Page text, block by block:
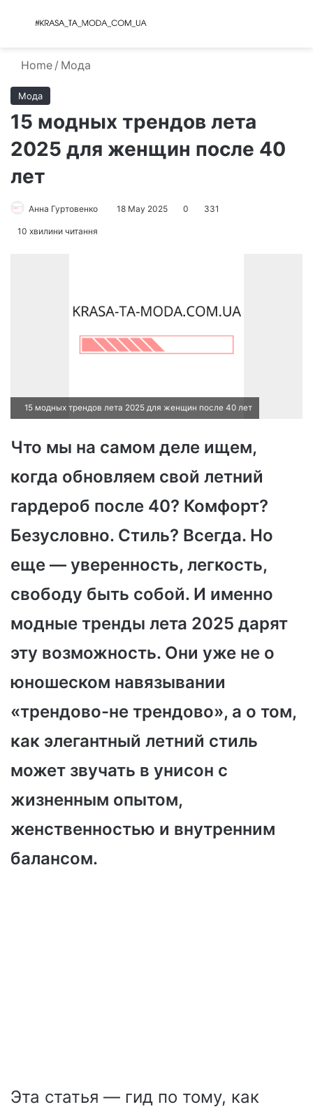
Menu
Home / Мода
Мода
15 модных трендов лета
2025 для женщин после 40
лет
Анна Гуртовенко 18 May 2025 0 331
10 хвилини читання
15 модных трендов лета 2025 для женщин после 40 лет
Что мы на самом деле ищем,
когда обновляем свой летний
гардероб после 40? Комфорт?
Безусловно. Стиль? Всегда. Но
еще — уверенность, легкость,
свободу быть собой. И именно
модные тренды лета 2025 дарят
эту возможность. Они уже не о
юношеском навязывании
«трендово-не трендово», а о том,
как элегантный летний стиль
может звучать в унисон с
жизненным опытом,
женственностью и внутренним
балансом.
Эта статья — гид по тому, как